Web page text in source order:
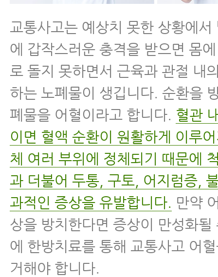
교통사고는 예상치 못한 상황에서
에 갑작스러운 충격을 받으면 몸
로 돌지 못하면서 근육과 관절 내
하는 노폐물이 생깁니다. 순환을
폐물을 어혈이라고 합니다. 혈관
이면 혈액 순환이 원활하게 이루
체 여러 부위에 정체되기 때문에
과 더불어 두통, 구토, 어지럼증,
과적인 증상을 유발합니다. 만약
상을 방치한다면 증상이 만성화될
에 한방치료를 통해 교통사고 어
거해야 합니다.